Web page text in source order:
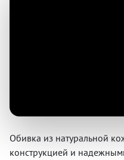
Обивка из натуральной
конструкцией и